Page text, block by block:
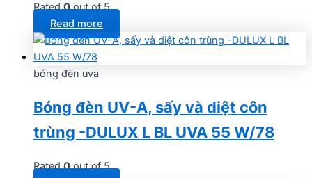
Rated0out of 5
Read more
bóng đèn uva
Bóng đèn UV-A, sấy và diệt côn
trùng -DULUX L BL UVA 55 W/78
Rated0out of 5